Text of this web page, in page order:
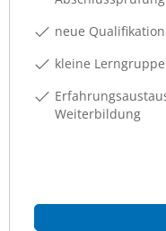
neue
kleine
Weiterbildung